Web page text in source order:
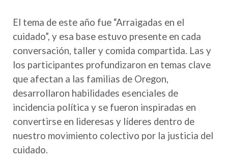
El tema de este año fue “Arraigadas en el
cuidado”, y esa base estuvo presente en cada
conversación, taller y comida compartida. Las y
los participantes profundizaron en temas clave
que afectan a las familias de Oregon,
desarrollaron habilidades esenciales de
incidencia política y se fueron inspiradas en
convertirse en lideresas y líderes dentro de
nuestro movimiento colectivo por la justicia del
cuidado.